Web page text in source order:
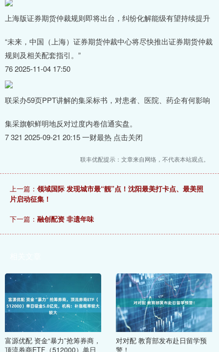
上海版证券期货仲裁规则即将出台，纠纷化解能级有望持续提升
“未来，中国（上海）证券期货仲裁中心将尽快推出证券期货仲裁
规则及相关配套指引。”
76 2025-11-04 17:50
联采办59页PPT讲解的集采标书，对患者、医院、药企有何影响
集采旗帜鲜明地反对过度内卷信通实盘。
7 321 2025-09-21 20:15 一财最热 点击关闭
联丰优配提示：文章来自网络，不代表本站观点。
上一篇： 领域国际 发现城市最“靓”点！沈阳最美打卡点、最美照
片启动征集！
下一篇： 融创配资 非遗年味
富源优配 资金“暴力”抢筹券商，
顶流券商ETF（512000）单日
对对配 教育部发布赴日留学预
警！